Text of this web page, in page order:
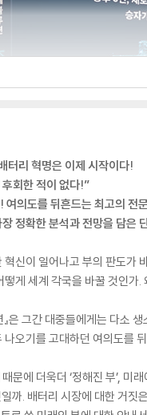
터리 혁명은 이제 시작이다!
회한 적이 없다!”
여의도를 뒤흔드는 최고의 전
정확한 분석과 전망을 담은
혁신이 일어나고 부의 판도가
떻게 세계 각국을 바꿀 것인가
』은 그간 대중들에게는 다소
나오기를 고대하던 여의도를
문에 더욱더 ‘정해진 부’, 미
까. 배터리 시장에 대한 거짓